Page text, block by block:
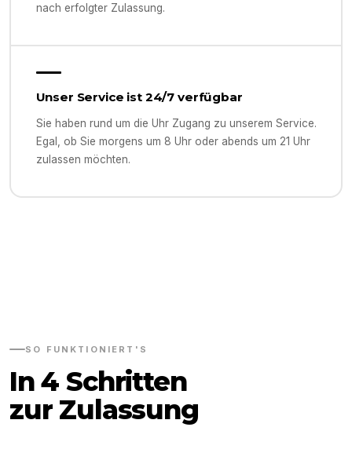
nach erfolgter Zulassung.
Unser Service ist 24/7 verfügbar
Sie haben rund um die Uhr Zugang zu unserem Service.
Egal, ob Sie morgens um 8 Uhr oder abends um 21 Uhr
zulassen möchten.
SO FUNKTIONIERT'S
In 4 Schritten
zur Zulassung